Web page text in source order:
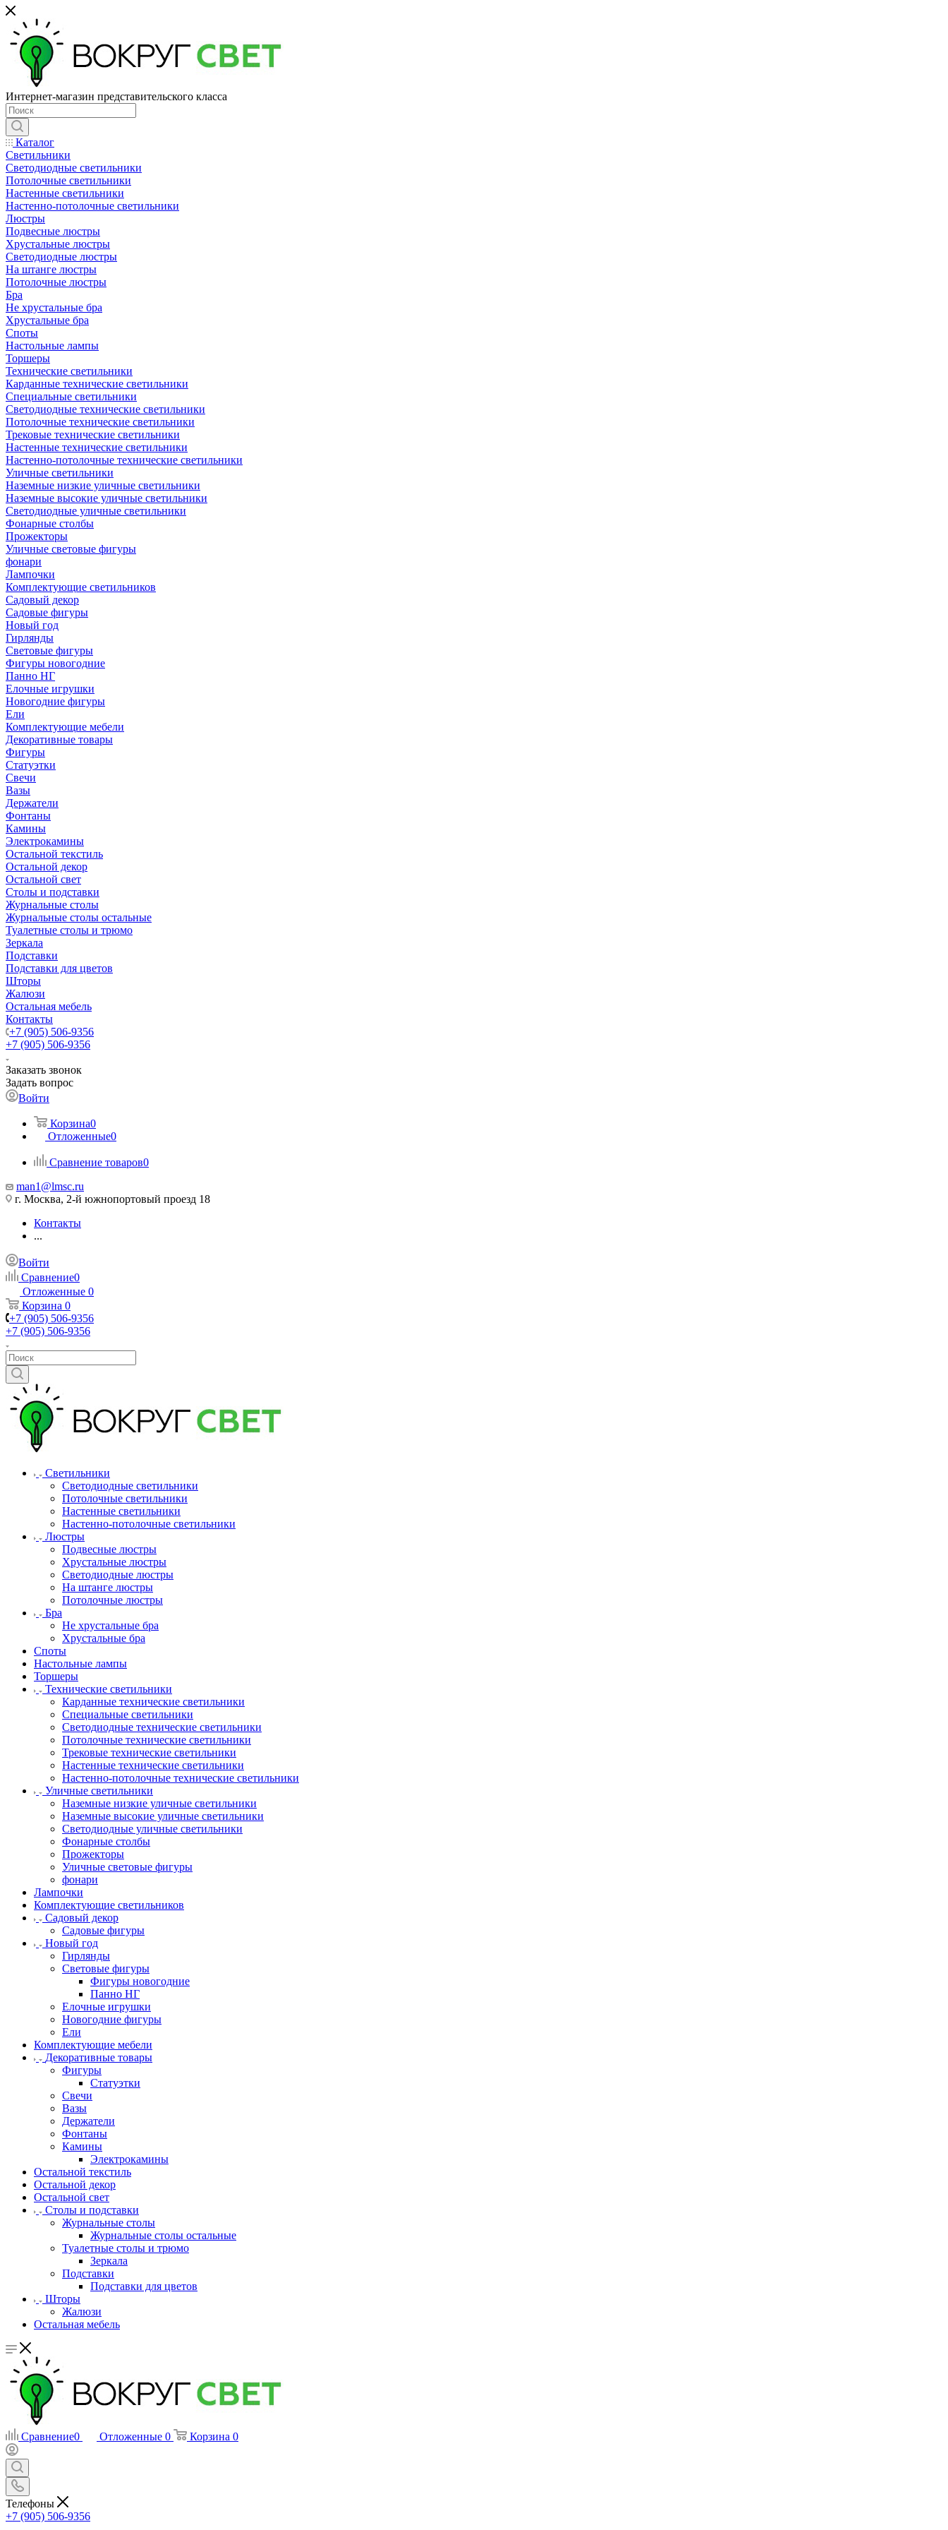
Интернет-магазин представительского класса
Каталог
Светильники
Светодиодные светильники
Потолочные светильники
Настенные светильники
Настенно-потолочные светильники
Люстры
Подвесные люстры
Хрустальные люстры
Светодиодные люстры
На штанге люстры
Потолочные люстры
Бра
Не хрустальные бра
Хрустальные бра
Споты
Настольные лампы
Торшеры
Технические светильники
Карданные технические светильники
Специальные светильники
Светодиодные технические светильники
Потолочные технические светильники
Трековые технические светильники
Настенные технические светильники
Настенно-потолочные технические светильники
Уличные светильники
Наземные низкие уличные светильники
Наземные высокие уличные светильники
Светодиодные уличные светильники
Фонарные столбы
Прожекторы
Уличные световые фигуры
фонари
Лампочки
Комплектующие светильников
Садовый декор
Садовые фигуры
Новый год
Гирлянды
Световые фигуры
Фигуры новогодние
Панно НГ
Елочные игрушки
Новогодние фигуры
Ели
Комплектующие мебели
Декоративные товары
Фигуры
Статуэтки
Свечи
Вазы
Держатели
Фонтаны
Камины
Электрокамины
Остальной текстиль
Остальной декор
Остальной свет
Столы и подставки
Журнальные столы
Журнальные столы остальные
Туалетные столы и трюмо
Зеркала
Подставки
Подставки для цветов
Шторы
Жалюзи
Остальная мебель
Контакты
+7 (905) 506-9356
+7 (905) 506-9356
Заказать звонок
Задать вопрос
Войти
Корзина0
Отложенные0
Сравнение товаров0
man1@lmsc.ru
г. Москва, 2-й южнопортовый проезд 18
Контакты
...
Войти
Сравнение0
Отложенные 0
Корзина 0
+7 (905) 506-9356
+7 (905) 506-9356
Светильники
Светодиодные светильники
Потолочные светильники
Настенные светильники
Настенно-потолочные светильники
Люстры
Подвесные люстры
Хрустальные люстры
Светодиодные люстры
На штанге люстры
Потолочные люстры
Бра
Не хрустальные бра
Хрустальные бра
Споты
Настольные лампы
Торшеры
Технические светильники
Карданные технические светильники
Специальные светильники
Светодиодные технические светильники
Потолочные технические светильники
Трековые технические светильники
Настенные технические светильники
Настенно-потолочные технические светильники
Уличные светильники
Наземные низкие уличные светильники
Наземные высокие уличные светильники
Светодиодные уличные светильники
Фонарные столбы
Прожекторы
Уличные световые фигуры
фонари
Лампочки
Комплектующие светильников
Садовый декор
Садовые фигуры
Новый год
Гирлянды
Световые фигуры
Фигуры новогодние
Панно НГ
Елочные игрушки
Новогодние фигуры
Ели
Комплектующие мебели
Декоративные товары
Фигуры
Статуэтки
Свечи
Вазы
Держатели
Фонтаны
Камины
Электрокамины
Остальной текстиль
Остальной декор
Остальной свет
Столы и подставки
Журнальные столы
Журнальные столы остальные
Туалетные столы и трюмо
Зеркала
Подставки
Подставки для цветов
Шторы
Жалюзи
Остальная мебель
Сравнение0 Отложенные 0 Корзина 0
Телефоны
+7 (905) 506-9356